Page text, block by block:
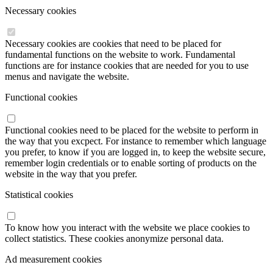
Necessary cookies
Necessary cookies are cookies that need to be placed for
fundamental functions on the website to work. Fundamental
functions are for instance cookies that are needed for you to use
menus and navigate the website.
Functional cookies
Functional cookies need to be placed for the website to perform in
the way that you excpect. For instance to remember which language
you prefer, to know if you are logged in, to keep the website secure,
remember login credentials or to enable sorting of products on the
website in the way that you prefer.
Statistical cookies
To know how you interact with the website we place cookies to
collect statistics. These cookies anonymize personal data.
Ad measurement cookies